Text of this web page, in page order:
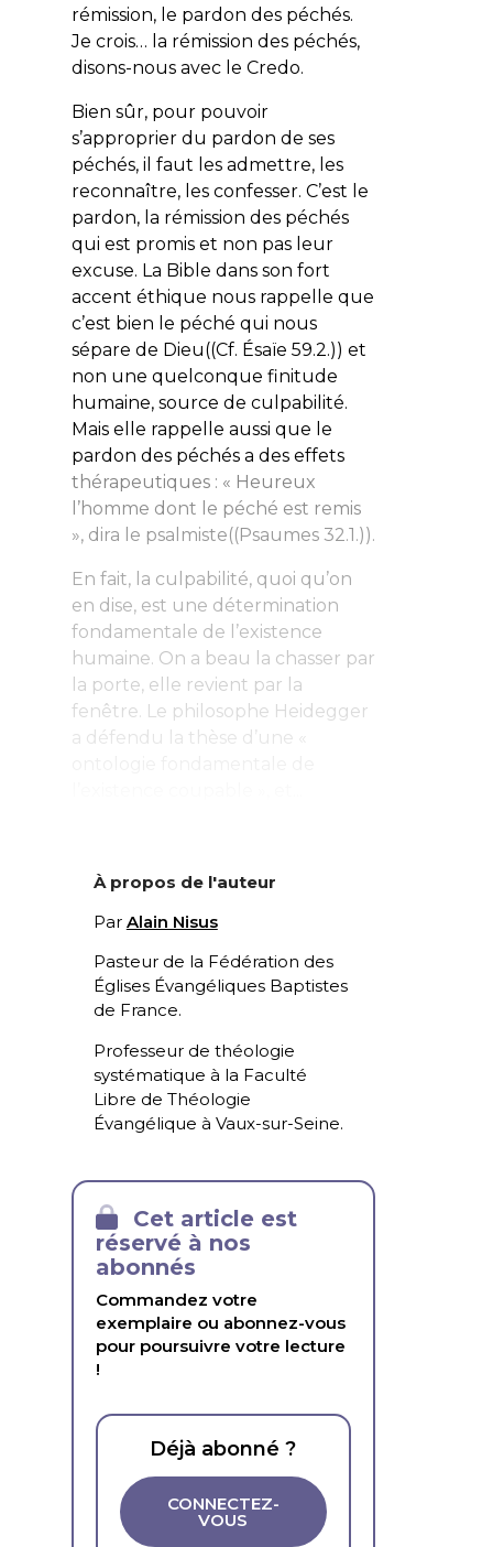
rémission, le pardon des péchés.
Je crois… la rémission des péchés,
disons-nous avec le Credo.
Bien sûr, pour pouvoir
s’approprier du pardon de ses
péchés, il faut les admettre, les
reconnaître, les confesser. C’est le
pardon, la rémission des péchés
qui est promis et non pas leur
excuse. La Bible dans son fort
accent éthique nous rappelle que
c’est bien le péché qui nous
sépare de Dieu((Cf. Ésaïe 59.2.)) et
non une quelconque finitude
humaine, source de culpabilité.
Mais elle rappelle aussi que le
pardon des péchés a des effets
thérapeutiques : « Heureux
l’homme dont le péché est remis
», dira le psalmiste((Psaumes 32.1.)).
En fait, la culpabilité, quoi qu’on
en dise, est une détermination
fondamentale de l’existence
humaine. On a beau la chasser par
la porte, elle revient par la
fenêtre. Le philosophe Heidegger
a défendu la thèse d’une «
À propos de l'auteur
Par Alain Nisus
Pasteur de la Fédération des
Églises Évangéliques Baptistes
de France.
Professeur de théologie
systématique à la Faculté
Libre de Théologie
Évangélique à Vaux-sur-Seine.
Cet article est
réservé à nos
abonnés
Commandez votre
exemplaire ou abonnez-vous
pour poursuivre votre lecture
!
Déjà abonné ?
CONNECTEZ-
VOUS